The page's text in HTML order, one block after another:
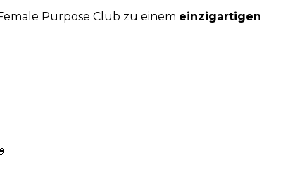
Purpose Club zu einem einzigartigen